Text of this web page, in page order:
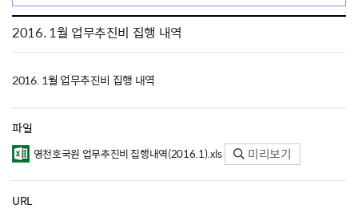
2016. 1월 업무추진비 집행 내역
2016. 1월 업무추진비 집행 내역
파일
영천호국원 업무추진비 집행내역(2016.1).xls 미리보기
URL